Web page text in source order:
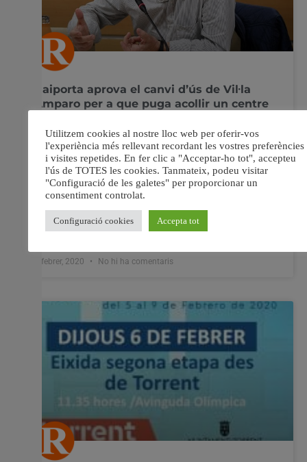
Paiporta aprova el canvi d’ús de Vil·la
Amparo per a que puga acollir un centre
El ple de Paiporta va aprovar per unanimitat el canvi
d’ús de Vil·la Amparo, l’històric edifici de propietat
municipal situat a la carretera de València, per a que
puga acollir un centre de dia públic per a persones
l’equip de govern, era
4 febrer, 2020 No hi ha comentaris